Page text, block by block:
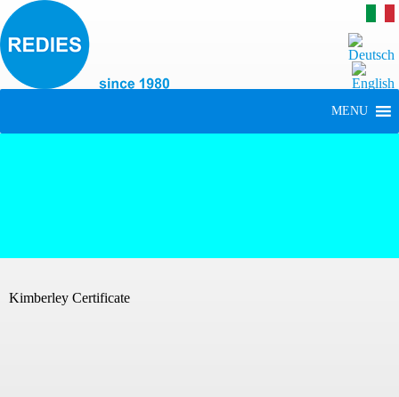
MENU
Kimberley Certificate